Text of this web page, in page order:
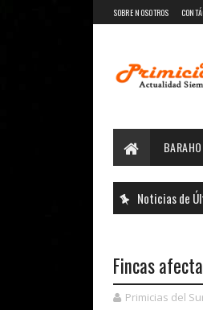
SOBRE NOSOTROS
Noticias de
Fincas
Primicias del